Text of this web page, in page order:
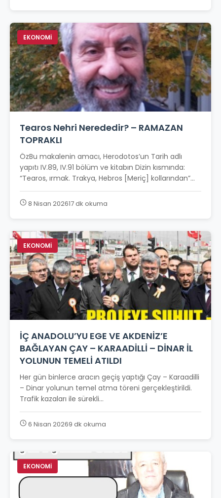
EKONOMİ
Tearos Nehri Nerededir? – RAMAZAN
TOPRAKLI
ÖzBu makalenin amacı, Herodotos’un Tarih adlı
yapıtı IV.89, IV.91 bölüm ve kitabın Dizin kısmında:
“Tearos, ırmak. Trakya, Hebros [Meriç] kollarından”...
8 Nisan 202617 dk okuma
EKONOMİ
İÇ ANADOLU’YU EGE VE AKDENİZ’E
BAĞLAYAN ÇAY – KARAADİLLİ – DİNAR İL
YOLUNUN TEMELİ ATILDI
Her gün binlerce aracın geçiş yaptığı Çay – Karaadilli
– Dinar yolunun temel atma töreni gerçekleştirildi.
Trafik kazaları ile sürekli...
6 Nisan 20269 dk okuma
EKONOMİ